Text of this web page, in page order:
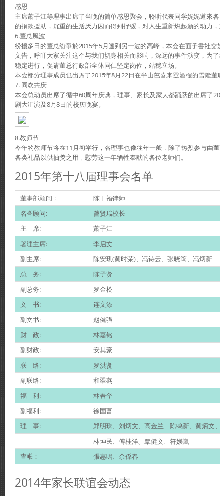
感恩
主席萧子江等理事出席了当晚的简单感恩聚会，聆听代表同学娓娓道來
的捐款援助，沉重的生活厌力因而得到抒缓，对人生重新燃起新的动力
6.董总風波
纷擾多日的董总纷爭於2015年5月達到另一波的高峰，本会在面子書社
文告，呼吁大家关注这个与我们切身相关而影响，深远的事件演变，为
稳定进行，促请董总行政部全体同仁坚定岗位，站稳立场。
本会部分理事成员也出席了2015年8月22日在半山芭喜来登酒樓的雪隆
7. 同欢共庆
本会总动员出席了循中60周年庆典，理事、家长及家人都踊跃的出席了
剧大汇演及8月8日的校庆晚宴。
8.教师节
今年的教师节将在11月初举行，各理事也像往年一般，除了热烈参与由
各类礼品以供抽獎之用，慰劳这一年牺牲奉献的各位老师们。
2015年第十八届理事会名单
董事部顾问：
陈干福律师
名誉顾问:
曾贤瑞校长
主 席:
萧子江
署理主席:
李启文
副主席:
陈安琪(黄时荣)、冯诗云、张晓筠、冯炳新
总 务:
陈子贤
副总务:
罗金松
文 书:
连文添
副文书:
赵健强
财 政:
林嘉铭
副财政:
安其豪
联 络:
罗洪贤
副联络:
和翠燕
福 利:
林春华
副福利:
徐国菖
理 事:
郑明珠、刘炳文、高金兰、陈鸣新、黄炳文
林坤民、傅桂洋、覃健文、符媄嵐
查帐：
張惠嗚、余孫春
2014年家长联谊会动态